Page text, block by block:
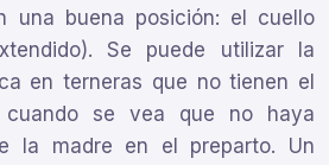
una buena posición: el cuello
Se puede utilizar la
en terneras que no tienen el
se vea que no haya
la madre en el preparto. Un